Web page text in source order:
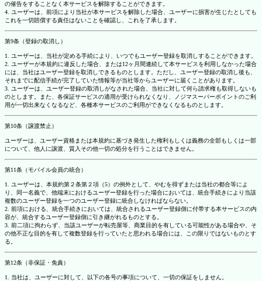
の催告をすることなく本サービスを解除することができます。
4. ユーザーは、前項により当社が本サービスを解除した場合、ユーザーに損害が生じたとしても
これを一切賠償する責任はないことを確認し、これを了承します。
第9条（登録の取消し）
1. ユーザーは、当社が定める手続により、いつでもユーザー登録を取消しすることができます。
2. ユーザーが本規約に違反した場合、または12ヶ月間連続して本サービスを利用しなかった場合
には、当社はユーザー登録を取消しできるものとします。ただし、ユーザー登録の取消し後も、
それまでに配信手続が完了していた情報等が当社等からユーザーに届くことがあります。
3. ユーザーは、ユーザー登録の取消しがなされた場合、当社に対して何ら請求権も取得しないも
のとします。また、各保証サービスの適用が受けられなくなり、ノジマスーパーポイントのご利
用が一切出来なくなるなど、各種本サービスのご利用ができなくなるものとします。
第10条（譲渡禁止）
ユーザーは、ユーザー資格または本規約に基づき発生した権利もしくは義務の全部もしくは一部
について、他人に譲渡、質入その他一切の処分を行うことはできません。
第11条（モバイル会員の統合）
1. ユーザーは、本規約第２条第２項（5）の例外として、やむを得ずまたは当社の都合等によ
り、同一名義で、他端末におけるユーザー登録を行った場合においては、統合手続きにより当該
複数のユーザー登録を一つのユーザー登録に統合しなければならない。
2. 前項における、統合手続きにおいては、統合されるユーザー登録側に付帯する本サービスの内
容が、統合するユーザー登録側に引き継がれるものとする。
3. 前二項に拘わらず、当該ユーザーが転売屋等、商業目的を有している可能性がある場合や、そ
の他不正な目的を有して複数登録を行っていたと思われる場合には、この限りではないものとす
る。
第12条（非保証・免責）
1. 当社は、ユーザーに対して、以下の各号の事項について、一切の保証をしません。